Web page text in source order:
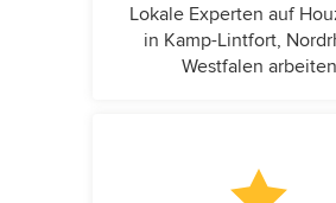
Lokale Experten auf
in Kamp-Lintfort,
Westfalen arbeiten